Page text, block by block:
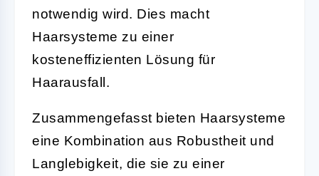
notwendig wird. Dies macht
Haarsysteme zu einer
kosteneffizienten Lösung für
Haarausfall.
Zusammengefasst bieten Haarsysteme
eine Kombination aus Robustheit und
Langlebigkeit, die sie zu einer